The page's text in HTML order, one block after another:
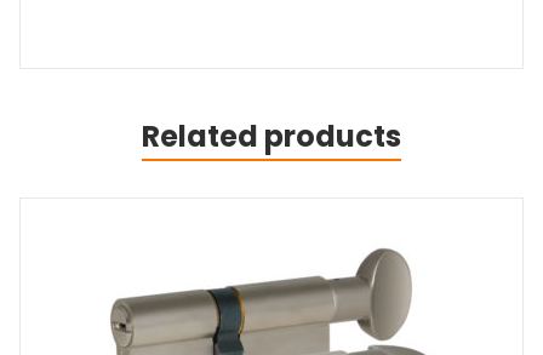
Related products